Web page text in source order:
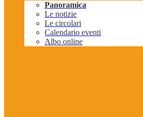
Panoramica
Le notizie
Le circolari
Calendario eventi
Albo online